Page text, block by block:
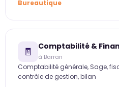
Bureautique
🧾 Comptabilité &
à Barran
Comptabilité générale, Sage,
contrôle de gestion, bilan